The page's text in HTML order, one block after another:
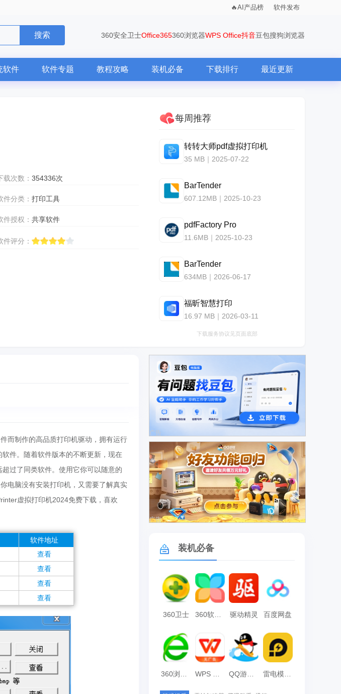
AI产品榜 软件发布
搜索 360安全卫士Office365360浏览器WPS Office抖音豆包搜狗浏览器
软件 软件专题 教程攻略 装机必备 下载排行 最近更新
载次数： 354336次
件分类： 打印工具
件授权： 共享软件
件评分：
每周推荐
转转大师pdf虚拟打印机
35 MB｜2025-07-22
BarTender
607.12MB｜2025-10-23
pdfFactory Pro
11.6MB｜2025-10-23
BarTender
634MB｜2026-06-17
福昕智慧打印
16.97 MB｜2026-03-11
下载服务协议见页面底部
而制作的高品质打印机驱动，拥有运行
件。随着软件版本的不断更新，现在
过了同类软件。使用它你可以随意的
电脑没有安装打印机，又需要了解真实
虚拟打印机2024免费下载，喜欢
软件地址
查看
查看
查看
查看
广告
广告
装机必备
360卫士 360软件管家 驱动精灵 百度网盘
雷电模拟器